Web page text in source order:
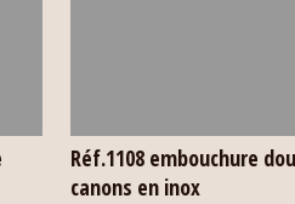
Réf.1108 embouchure
canons en inox